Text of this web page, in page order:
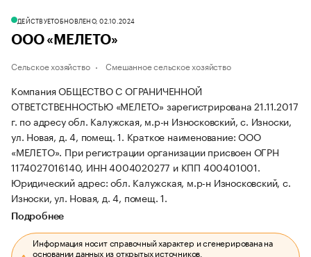
ДЕЙСТВУЕТОБНОВЛЕНО, 02.10.2024
ООО «МЕЛЕТО»
Сельское хозяйство Смешанное сельское хозяйство
Компания ОБЩЕСТВО С ОГРАНИЧЕННОЙ
ОТВЕТСТВЕННОСТЬЮ «МЕЛЕТО» зарегистрирована 21.11.2017
г. по адресу обл. Калужская, м.р-н Износковский, с. Износки,
ул. Новая, д. 4, помещ. 1. Краткое наименование: ООО
«МЕЛЕТО». При регистрации организации присвоен ОГРН
1174027016140, ИНН 4004020277 и КПП 400401001.
Юридический адрес: обл. Калужская, м.р-н Износковский, с.
Износки, ул. Новая, д. 4, помещ. 1.
Подробнее
Информация носит справочный характер и сгенерирована на
основании данных из открытых источников.